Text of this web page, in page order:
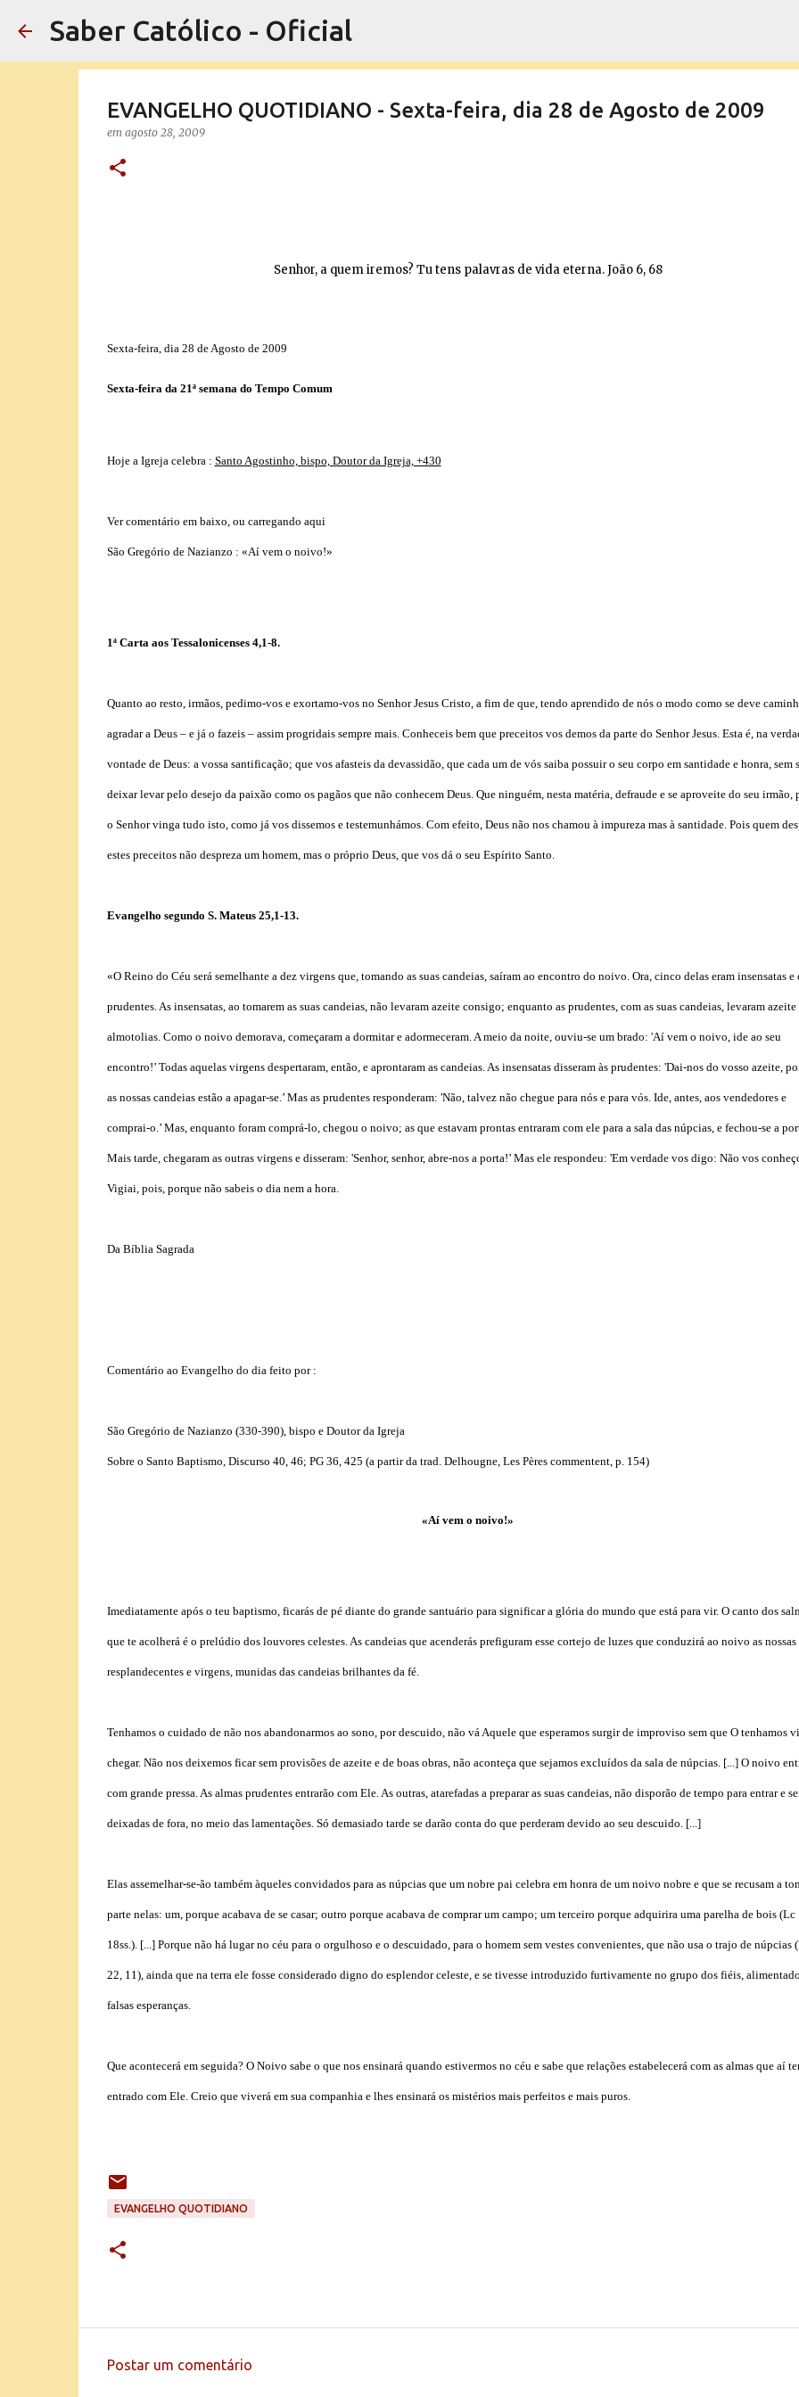
Saber Católico - Oficial
EVANGELHO QUOTIDIANO - Sexta-feira, dia 28 de Agosto de 2009
em agosto 28, 2009
Senhor, a quem iremos? Tu tens palavras de vida eterna. João 6, 68
Sexta-feira, dia 28 de Agosto de 2009
Sexta-feira da 21ª semana do Tempo Comum
Hoje a Igreja celebra : Santo Agostinho, bispo, Doutor da Igreja, +430
Ver comentário em baixo, ou carregando aqui
São Gregório de Nazianzo : «Aí vem o noivo!»
1ª Carta aos Tessalonicenses 4,1-8.
Quanto ao resto, irmãos, pedimo-vos e exortamo-vos no Senhor Jesus Cristo, a fim de que, tendo aprendido de nós o modo como se deve
agradar a Deus – e já o fazeis – assim progridais sempre mais. Conheceis bem que preceitos vos demos da parte do Senhor Jesus. Esta é, na
vontade de Deus: a vossa santificação; que vos afasteis da devassidão, que cada um de vós saiba possuir o seu corpo em santidade e honra, sem
deixar levar pelo desejo da paixão como os pagãos que não conhecem Deus. Que ninguém, nesta matéria, defraude e se aproveite do seu irmão,
o Senhor vinga tudo isto, como já vos dissemos e testemunhámos. Com efeito, Deus não nos chamou à impureza mas à santidade. Pois quem
estes preceitos não despreza um homem, mas o próprio Deus, que vos dá o seu Espírito Santo.
Evangelho segundo S. Mateus 25,1-13.
«O Reino do Céu será semelhante a dez virgens que, tomando as suas candeias, saíram ao encontro do noivo. Ora, cinco delas eram insensatas e
prudentes. As insensatas, ao tomarem as suas candeias, não levaram azeite consigo; enquanto as prudentes, com as suas candeias, levaram azeite
almotolias. Como o noivo demorava, começaram a dormitar e adormeceram. A meio da noite, ouviu-se um brado: 'Aí vem o noivo, ide ao seu
encontro!’ Todas aquelas virgens despertaram, então, e aprontaram as candeias. As insensatas disseram às prudentes: 'Dai-nos do vosso azeite,
as nossas candeias estão a apagar-se.’ Mas as prudentes responderam: 'Não, talvez não chegue para nós e para vós. Ide, antes, aos vendedores e
comprai-o.’ Mas, enquanto foram comprá-lo, chegou o noivo; as que estavam prontas entraram com ele para a sala das núpcias, e fechou-se a
Mais tarde, chegaram as outras virgens e disseram: 'Senhor, senhor, abre-nos a porta!’ Mas ele respondeu: 'Em verdade vos digo: Não vos
Vigiai, pois, porque não sabeis o dia nem a hora.
Da Bíblia Sagrada
Comentário ao Evangelho do dia feito por :
São Gregório de Nazianzo (330-390), bispo e Doutor da Igreja
Sobre o Santo Baptismo, Discurso 40, 46; PG 36, 425 (a partir da trad. Delhougne, Les Pères commentent, p. 154)
«Aí vem o noivo!»
Imediatamente após o teu baptismo, ficarás de pé diante do grande santuário para significar a glória do mundo que está para vir. O canto dos
que te acolherá é o prelúdio dos louvores celestes. As candeias que acenderás prefiguram esse cortejo de luzes que conduzirá ao noivo as nossas
resplandecentes e virgens, munidas das candeias brilhantes da fé.
Tenhamos o cuidado de não nos abandonarmos ao sono, por descuido, não vá Aquele que esperamos surgir de improviso sem que O tenhamos
chegar. Não nos deixemos ficar sem provisões de azeite e de boas obras, não aconteça que sejamos excluídos da sala de núpcias. [...] O noivo
com grande pressa. As almas prudentes entrarão com Ele. As outras, atarefadas a preparar as suas candeias, não disporão de tempo para entrar e
deixadas de fora, no meio das lamentações. Só demasiado tarde se darão conta do que perderam devido ao seu descuido. [...]
Elas assemelhar-se-ão também àqueles convidados para as núpcias que um nobre pai celebra em honra de um noivo nobre e que se recusam a
parte nelas: um, porque acabava de se casar; outro porque acabava de comprar um campo; um terceiro porque adquirira uma parelha de bois (Lc
18ss.). [...] Porque não há lugar no céu para o orgulhoso e o descuidado, para o homem sem vestes convenientes, que não usa o trajo de núpcias
22, 11), ainda que na terra ele fosse considerado digno do esplendor celeste, e se tivesse introduzido furtivamente no grupo dos fiéis,
falsas esperanças.
Que acontecerá em seguida? O Noivo sabe o que nos ensinará quando estivermos no céu e sabe que relações estabelecerá com as almas que aí
entrado com Ele. Creio que viverá em sua companhia e lhes ensinará os mistérios mais perfeitos e mais puros.
EVANGELHO QUOTIDIANO
Postar um comentário